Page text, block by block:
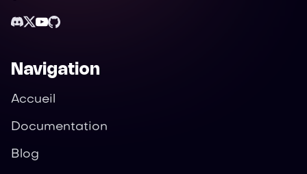
Navigation
Accueil
Documentation
Blog